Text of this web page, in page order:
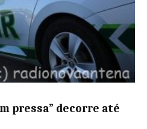
pressa” decorre até